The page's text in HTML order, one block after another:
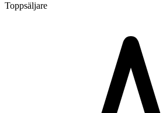
Toppsäljare